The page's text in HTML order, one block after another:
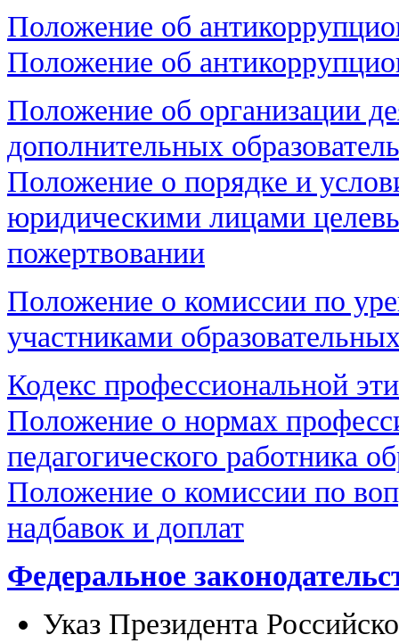
Положение об
Положение об
Положение об организации
дополнительных
Положение о порядке и
юридическими лицами
пожертвовании
Положение о комиссии по
участниками
Кодекс профессиональной
Положение о нормах
педагогического работника
Положение о комиссии по
надбавок и доплат
Федеральное
Указ Президента